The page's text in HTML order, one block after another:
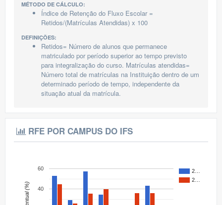
MÉTODO DE CÁLCULO:
Índice de Retenção do Fluxo Escolar =
Retidos/(Matrículas Atendidas) x 100
DEFINIÇÕES:
Retidos= Número de alunos que permanece
matriculado por período superior ao tempo previsto
para integralização do curso. Matrículas atendidas=
Número total de matrículas na Instituição dentro de um
determinado período de tempo, independente da
situação atual da matrícula.
RFE POR CAMPUS DO IFS
2…
2…
40
60